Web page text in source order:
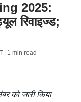
2025:
रिवाइज्ड;
| 1 min read
को जारी किया